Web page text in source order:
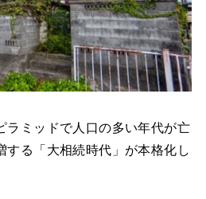
ラミッドで人口の多い年代が亡
する「大相続時代」が本格化し